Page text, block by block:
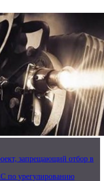
запрещающий отбор в
по урегулированию